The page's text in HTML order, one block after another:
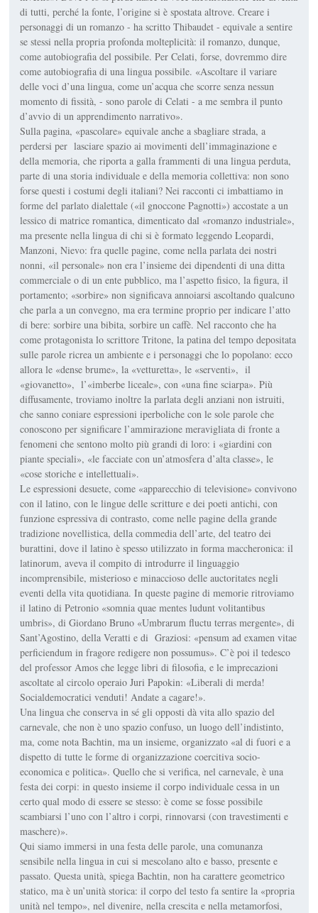
di tutti, perché la fonte, l’origine si è spostata altrove. Creare i
personaggi di un romanzo - ha scritto Thibaudet - equivale a sentire
se stessi nella propria profonda molteplicità: il romanzo, dunque,
come autobiografia del possibile. Per Celati, forse, dovremmo dire
come autobiografia di una lingua possibile. «Ascoltare il variare
delle voci d’una lingua, come un’acqua che scorre senza nessun
momento di fissità, - sono parole di Celati - a me sembra il punto
d’avvio di un apprendimento narrativo».
Sulla pagina, «pascolare» equivale anche a sbagliare strada, a
perdersi per lasciare spazio ai movimenti dell’immaginazione e
della memoria, che riporta a galla frammenti di una lingua perduta,
parte di una storia individuale e della memoria collettiva: non sono
forse questi i costumi degli italiani? Nei racconti ci imbattiamo in
forme del parlato dialettale («il gnoccone Pagnotti») accostate a un
lessico di matrice romantica, dimenticato dal «romanzo industriale»,
ma presente nella lingua di chi si è formato leggendo Leopardi,
Manzoni, Nievo: fra quelle pagine, come nella parlata dei nostri
nonni, «il personale» non era l’insieme dei dipendenti di una ditta
commerciale o di un ente pubblico, ma l’aspetto fisico, la figura, il
portamento; «sorbire» non significava annoiarsi ascoltando qualcuno
che parla a un convegno, ma era termine proprio per indicare l’atto
di bere: sorbire una bibita, sorbire un caffè. Nel racconto che ha
come protagonista lo scrittore Tritone, la patina del tempo depositata
sulle parole ricrea un ambiente e i personaggi che lo popolano: ecco
allora le «dense brume», la «vetturetta», le «serventi», il
«giovanetto», l’«imberbe liceale», con «una fine sciarpa». Più
diffusamente, troviamo inoltre la parlata degli anziani non istruiti,
che sanno coniare espressioni iperboliche con le sole parole che
conoscono per significare l’ammirazione meravigliata di fronte a
fenomeni che sentono molto più grandi di loro: i «giardini con
piante speciali», «le facciate con un’atmosfera d’alta classe», le
«cose storiche e intellettuali».
Le espressioni desuete, come «apparecchio di televisione» convivono
con il latino, con le lingue delle scritture e dei poeti antichi, con
funzione espressiva di contrasto, come nelle pagine della grande
tradizione novellistica, della commedia dell’arte, del teatro dei
burattini, dove il latino è spesso utilizzato in forma maccheronica: il
latinorum, aveva il compito di introdurre il linguaggio
incomprensibile, misterioso e minaccioso delle auctoritates negli
eventi della vita quotidiana. In queste pagine di memorie ritroviamo
il latino di Petronio «somnia quae mentes ludunt volitantibus
umbris», di Giordano Bruno «Umbrarum fluctu terras mergente», di
Sant’Agostino, della Veratti e di Graziosi: «pensum ad examen vitae
perficiendum in fragore redigere non possumus». C’è poi il tedesco
del professor Amos che legge libri di filosofia, e le imprecazioni
ascoltate al circolo operaio Juri Papokin: «Liberali di merda!
Socialdemocratici venduti! Andate a cagare!».
Una lingua che conserva in sé gli opposti dà vita allo spazio del
carnevale, che non è uno spazio confuso, un luogo dell’indistinto,
ma, come nota Bachtin, ma un insieme, organizzato «al di fuori e a
dispetto di tutte le forme di organizzazione coercitiva socio-
economica e politica». Quello che si verifica, nel carnevale, è una
festa dei corpi: in questo insieme il corpo individuale cessa in un
certo qual modo di essere se stesso: è come se fosse possibile
scambiarsi l’uno con l’altro i corpi, rinnovarsi (con travestimenti e
maschere)».
Qui siamo immersi in una festa delle parole, una comunanza
sensibile nella lingua in cui si mescolano alto e basso, presente e
passato. Questa unità, spiega Bachtin, non ha carattere geometrico
statico, ma è un’unità storica: il corpo del testo fa sentire la «propria
unità nel tempo», nel divenire, nella crescita e nella metamorfosi,